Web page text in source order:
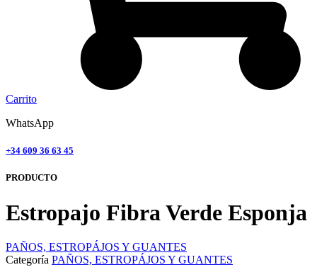
Carrito
WhatsApp
+34 609 36 63 45
PRODUCTO
Estropajo Fibra Verde Esponja
PAÑOS, ESTROPÁJOS Y GUANTES
Categoría PAÑOS, ESTROPÁJOS Y GUANTES